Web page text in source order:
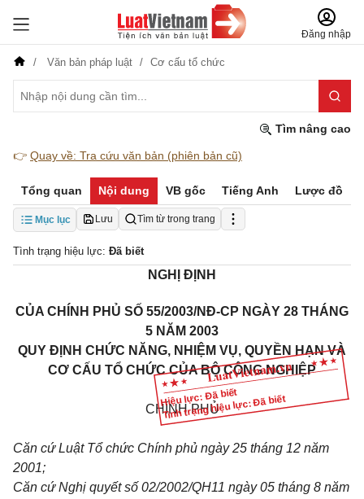
Đăng nhập
Văn bản pháp luật Cơ cấu tổ chức
Tìm nâng cao
👉 Quay về: Tra cứu văn bản (phiên bản cũ)
Tổng quan Nội dung VB gốc Tiếng Anh Lược đồ
Mục lục Lưu Tìm từ trong trang
Tình trạng hiệu lực: Đã biết
Hiệu lực: Đã biết
Tình trạng hiệu lực: Đã biết
NGHỊ ĐỊNH
CỦA CHÍNH PHỦ SỐ 55/2003/NĐ-CP NGÀY 28 THÁNG
5 NĂM 2003
QUY ĐỊNH CHỨC NĂNG, NHIỆM VỤ, QUYỀN HẠN VÀ
CƠ CẤU TỔ CHỨC CỦA BỘ CÔNG NGHIỆP
CHÍNH PHỦ
Căn cứ Luật Tổ chức Chính phủ ngày 25 tháng 12 năm
2001;
Căn cứ Nghị quyết số 02/2002/QH11 ngày 05 tháng 8 năm